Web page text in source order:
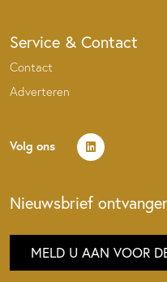
Service & Contact
Contact
Adverteren
Volg ons
Nieuwsbrief
MELD U AAN VOOR